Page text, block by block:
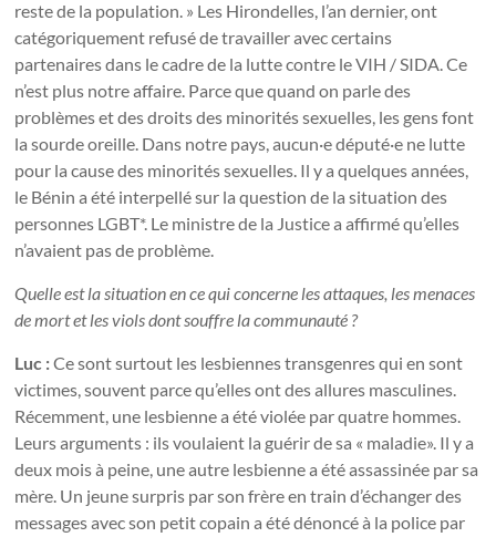
reste de la population. » Les Hirondelles, l’an dernier, ont
catégoriquement refusé de travailler avec certains
partenaires dans le cadre de la lutte contre le VIH / SIDA. Ce
n’est plus notre affaire. Parce que quand on parle des
problèmes et des droits des minorités sexuelles, les gens font
la sourde oreille. Dans notre pays, aucun·e député·e ne lutte
pour la cause des minorités sexuelles. Il y a quelques années,
le Bénin a été interpellé sur la question de la situation des
personnes LGBT*. Le ministre de la Justice a affirmé qu’elles
n’avaient pas de problème.
Quelle est la situation en ce qui concerne les attaques, les menaces
de mort et les viols dont souffre la communauté ?
Luc :Ce sont surtout les lesbiennes transgenres qui en sont
victimes, souvent parce qu’elles ont des allures masculines.
Récemment, une lesbienne a été violée par quatre hommes.
Leurs arguments : ils voulaient la guérir de sa « maladie». Il y a
deux mois à peine, une autre lesbienne a été assassinée par sa
mère. Un jeune surpris par son frère en train d’échanger des
messages avec son petit copain a été dénoncé à la police par